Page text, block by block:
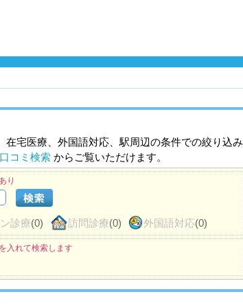
宅医療、外国語対応、駅周辺の条件での絞り込み
コミ検索 からご覧いただけます。
り
診療(0) 訪問診療(0) 外国語対応(0)
入れて検索します